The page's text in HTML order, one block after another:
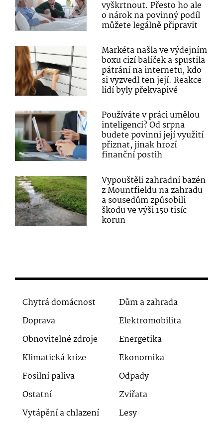
vyškrtnout. Přesto ho ale
o nárok na povinný podíl
můžete legálně připravit
Markéta našla ve výdejním
boxu cizí balíček a spustila
pátrání na internetu, kdo
si vyzvedl ten její. Reakce
lidí byly překvapivé
Používáte v práci umělou
inteligenci? Od srpna
budete povinni její využití
přiznat, jinak hrozí
finanční postih
Vypouštěli zahradní bazén
z Mountfieldu na zahradu
a sousedům způsobili
škodu ve výši 150 tisíc
korun
Chytrá domácnost
Dům a zahrada
Doprava
Elektromobilita
Obnovitelné zdroje
Energetika
Klimatická krize
Ekonomika
Fosilní paliva
Odpady
Ostatní
Zvířata
Vytápění a chlazení
Lesy